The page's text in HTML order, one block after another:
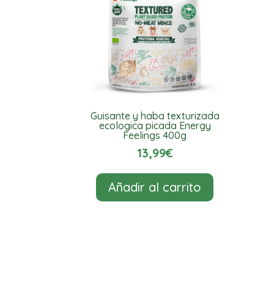
Guisante y haba texturizada
ecologica picada Energy
Feelings 400g
13,99€
Añadir al carrito